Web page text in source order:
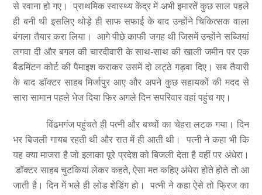
से रवाना हो गए। प्राथमिक स्वास्थ्य केंद्र में अभी इमारतें कुछ साल पहले
ही बनी थी इसलिए थोड़े ही साफ सफाई के बाद उन्होंने चिकित्सक वाला
बंगला तैयार करा लिया। आगे पीछे काफी जगह थी जिसमें उन्होंने सब्जियां
लगवा दी और बगल की चारदीवारी के साथ-साथ की खाली जमीन पर एक
बैडमिंटन कोर्ट की पैमाइश कराकर उसमें दो लट्ठे गड़वा दिए। सब तैयारी
के बाद डॉक्टर साहब मिर्जापुर आए और अपने कुछ सहायकों की मदद से
सारा सामान पहले भेज दिया फिर अगले दिन सपरिवार वहां पहुंच गए।
विंढमगंज पहुंचते ही पत्नी और बच्चों का चेहरा लटक गया। दिन
भर बिजली गायब रहती थी और रात में ही आती थी। पत्नी ने कहा भी कि
यह क्या माजरा है जो इलाका पूरे प्रदेश को बिजली देता है वहीं पर अंधेरा।
डॉक्टर साहब चुटकियां लेकर कहते, ऐसा मत कहिए अंधेरा होते होते तो आ
जाती है। दिन में भले ही लोड शेडिंग हो। पत्नी ने कहा ऐसे तो फ्रिज का